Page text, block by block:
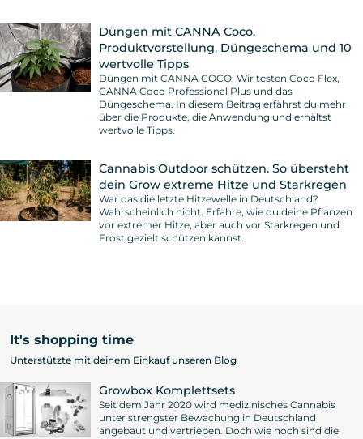
Düngen mit CANNA Coco.
Produktvorstellung, Düngeschema und 10
wertvolle Tipps
Düngen mit CANNA COCO: Wir testen Coco Flex,
CANNA Coco Professional Plus und das
Düngeschema. In diesem Beitrag erfährst du mehr
über die Produkte, die Anwendung und erhältst
wertvolle Tipps.
Cannabis Outdoor schützen. So übersteht
dein Grow extreme Hitze und Starkregen
War das die letzte Hitzewelle in Deutschland?
Wahrscheinlich nicht. Erfahre, wie du deine Pflanzen
vor extremer Hitze, aber auch vor Starkregen und
Frost gezielt schützen kannst.
It's shopping time
Unterstützte mit deinem Einkauf unseren Blog
Growbox Komplettsets
Seit dem Jahr 2020 wird medizinisches Cannabis
unter strengster Bewachung in Deutschland
angebaut und vertrieben. Doch wie hoch sind die